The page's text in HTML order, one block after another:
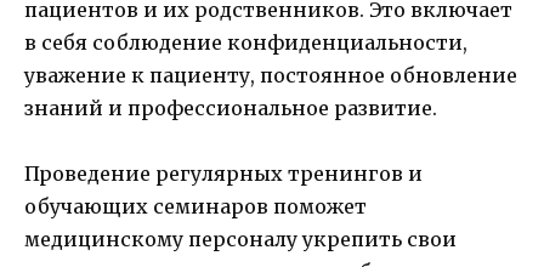
пациентов и их родственников. Это включает
в себя соблюдение конфиденциальности,
уважение к пациенту, постоянное обновление
знаний и профессиональное развитие.
Проведение регулярных тренингов и
обучающих семинаров поможет
медицинскому персоналу укрепить свои